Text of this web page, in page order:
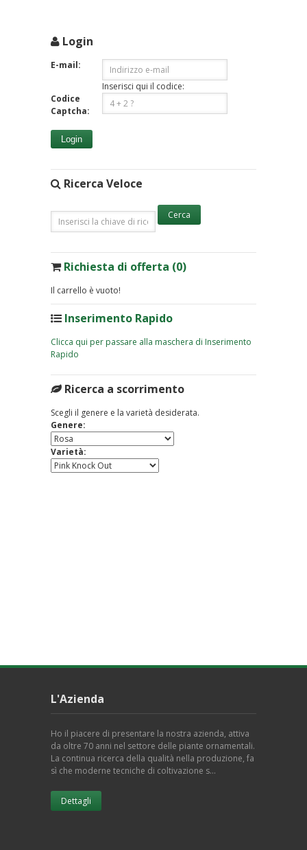
Login
E-mail:
Codice
Captcha:
Inserisci qui il codice:
Login
Ricerca Veloce
Richiesta di offerta (0)
Il carrello è vuoto!
Inserimento Rapido
Clicca qui per passare alla maschera di Inserimento
Rapido
Ricerca a scorrimento
Scegli il genere e la varietà desiderata.
Genere:
Varietà:
L'Azienda
Ho il piacere di presentare la nostra azienda, attiva
da oltre 70 anni nel settore delle piante ornamentali.
La continua ricerca della qualità nella produzione, fa
sì che moderne tecniche di coltivazione s…
Dettagli